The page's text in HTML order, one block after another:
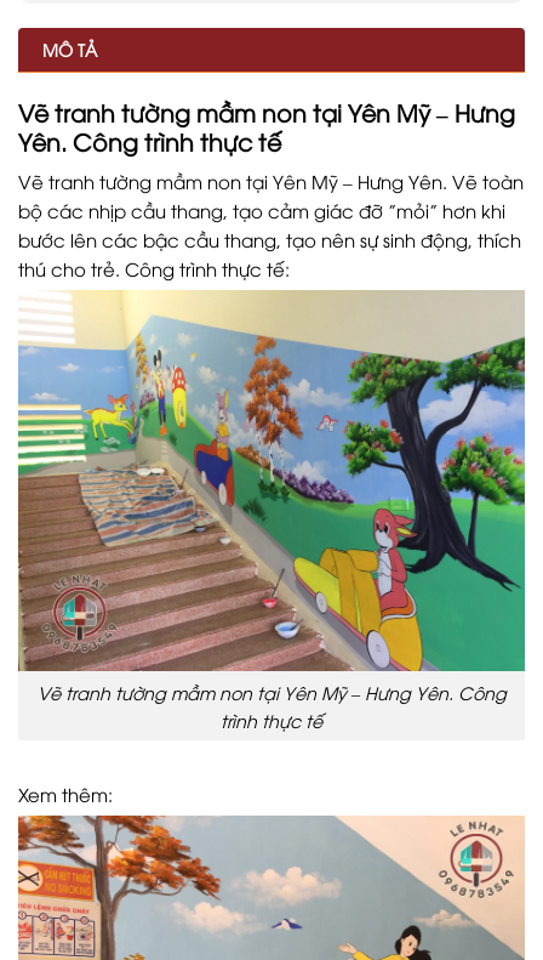
MÔ TẢ
Vẽ tranh tường mầm non tại Yên Mỹ – Hưng
Yên. Công trình thực tế
Vẽ tranh tường mầm non tại Yên Mỹ – Hưng Yên. Vẽ toàn
bộ các nhịp cầu thang, tạo cảm giác đỡ ”mỏi” hơn khi
bước lên các bậc cầu thang, tạo nên sự sinh động, thích
thú cho trẻ. Công trình thực tế:
Vẽ tranh tường mầm non tại Yên Mỹ – Hưng Yên. Công
trình thực tế
Xem thêm: